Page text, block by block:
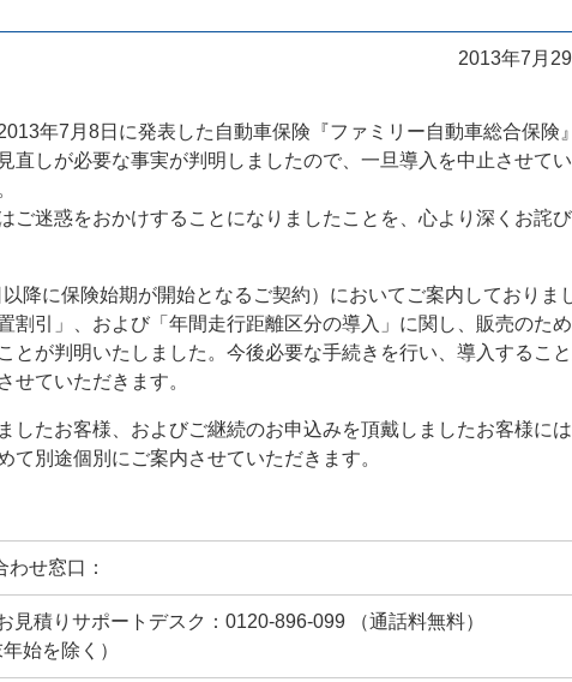
2013年7月29
年7月8日に発表した自動車保険『ファミリー自動車総合保険』
直しが必要な事実が判明しましたので、一旦導入を中止させて
ご迷惑をおかけすることになりましたことを、心より深くお詫
降に保険始期が開始となるご契約）においてご案内しておりま
割引」、および「年間走行距離区分の導入」に関し、販売のた
とが判明いたしました。今後必要な手続きを行い、導入するこ
せていただきます。
したお客様、およびご継続のお申込みを頂戴しましたお客様に
て別途個別にご案内させていただきます。
せ窓口：
積りサポートデスク：0120-896-099 （通話料無料）
始を除く）